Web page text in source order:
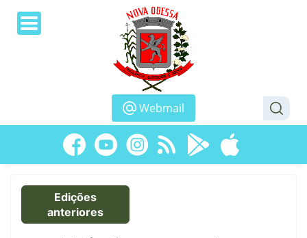
Webmail
Edições
anteriores